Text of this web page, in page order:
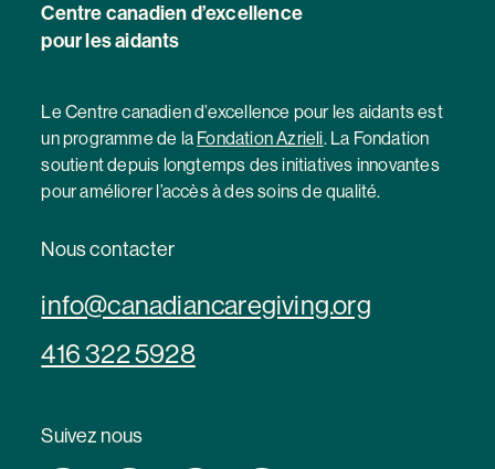
Centre canadien d’excellence
pour les aidants
Le Centre canadien d’excellence pour les aidants est
un programme de la Fondation Azrieli. La Fondation
soutient depuis longtemps des initiatives innovantes
pour améliorer l’accès à des soins de qualité.
Nous contacter
info@canadiancaregiving.org
416 322 5928
Suivez nous